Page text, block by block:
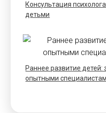
Консультация
детьми
Раннее развитие детей:
опытными